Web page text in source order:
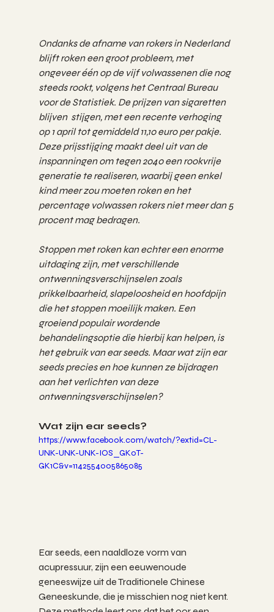
Ondanks de afname van rokers in Nederland
blijft roken een groot probleem, met
ongeveer één op de vijf volwassenen die nog
steeds rookt, volgens het Centraal Bureau
voor de Statistiek. De prijzen van sigaretten
blijven  stijgen, met een recente verhoging
op 1 april tot gemiddeld 11,10 euro per pakje.
Deze prijsstijging maakt deel uit van de
inspanningen om tegen 2040 een rookvrije
generatie te realiseren, waarbij geen enkel
kind meer zou moeten roken en het
percentage volwassen rokers niet meer dan 5
procent mag bedragen.
Stoppen met roken kan echter een enorme
uitdaging zijn, met verschillende
ontwenningsverschijnselen zoals
prikkelbaarheid, slapeloosheid en hoofdpijn
die het stoppen moeilijk maken. Een
groeiend populair wordende
behandelingsoptie die hierbij kan helpen, is
het gebruik van ear seeds. Maar wat zijn ear
seeds precies en hoe kunnen ze bijdragen
aan het verlichten van deze
ontwenningsverschijnselen?
Wat zijn ear seeds?
https://www.facebook.com/watch/?extid=CL-
UNK-UNK-UNK-IOS_GK0T-
GK1C&v=1142554005865085
Ear seeds, een naaldloze vorm van
acupressuur, zijn een eeuwenoude
geneeswijze uit de Traditionele Chinese
Geneeskunde, die je misschien nog niet kent.